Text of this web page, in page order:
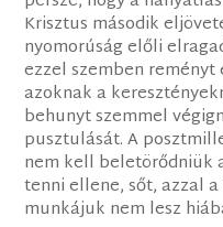
Krisztus második
nyomorúság előli
ezzel szemben
azoknak a
behunyt szemmel
pusztulását. A
nem kell beletörődniük
tenni ellene, sőt, azzal
munkájuk nem lesz